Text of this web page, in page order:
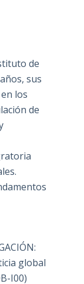
de
sus
los
de
global
I00)